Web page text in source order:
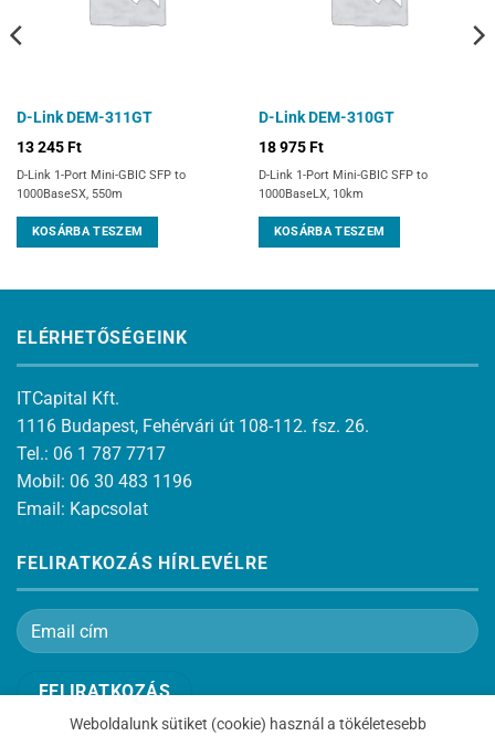
D-Link DEM-311GT
13 245Ft
D-Link 1-Port Mini-GBIC SFP to
1000BaseSX, 550m
KOSÁRBA TESZEM
D-Link DEM-310GT
18 975Ft
D-Link 1-Port Mini-GBIC SFP to
1000BaseLX, 10km
KOSÁRBA TESZEM
ELÉRHETŐSÉGEINK
ITCapital Kft.
1116 Budapest, Fehérvári út 108-112. fsz. 26.
Tel.: 06 1 787 7717
Mobil: 06 30 483 1196
Email: Kapcsolat
FELIRATKOZÁS HÍRLEVÉLRE
Weboldalunk sütiket (cookie) használ a tökéletesebb